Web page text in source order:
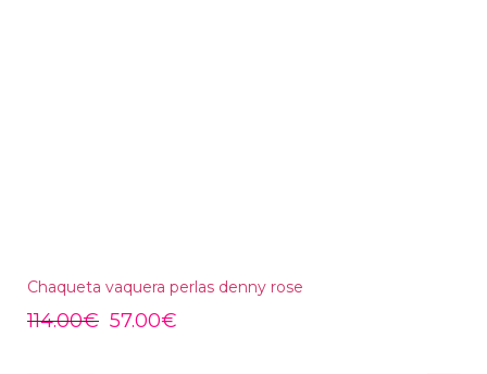
Chaqueta vaquera perlas denny rose
114.00€ 57.00€